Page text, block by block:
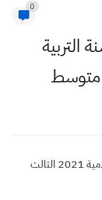
0
التربية
اسئلة امتحان نصف السنة التربية الاسلامية 2021 الثالث